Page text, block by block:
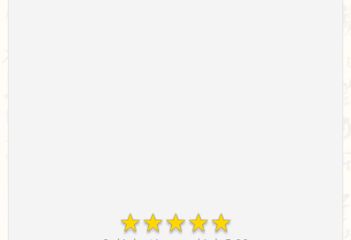
☆
☆
☆
☆
☆